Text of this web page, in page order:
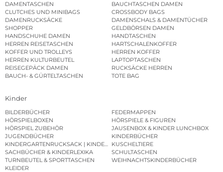
DAMENTASCHEN
BAUCHTASCHEN DAMEN
CLUTCHES UND MINIBAGS
CROSSBODY BAGS
DAMENRUCKSÄCKE
DAMENSCHALS & DAMENTÜCHER
SHOPPER
GELDBÖRSEN DAMEN
HANDSCHUHE DAMEN
HANDTASCHEN
HERREN REISETASCHEN
HARTSCHALENKOFFER
KOFFER UND TROLLEYS
HERREN KOFFER
HERREN KULTURBEUTEL
LAPTOPTASCHEN
REISEGEPÄCK DAMEN
RUCKSÄCKE HERREN
BAUCH- & GÜRTELTASCHEN
TOTE BAG
Kinder
BILDERBÜCHER
FEDERMAPPEN
HÖRSPIELBOXEN
HÖRSPIELE & FIGUREN
HÖRSPIEL ZUBEHÖR
JAUSENBOX & KINDER LUNCHBOX
JUGENDBÜCHER
KINDERBÜCHER
KINDERGARTENRUCKSACK | KINDERGARTENBEUTEL
KUSCHELTIERE
SACHBÜCHER & KINDERLEXIKA
SCHULTASCHEN
TURNBEUTEL & SPORTTASCHEN
WEIHNACHTSKINDERBÜCHER
KLEIDER